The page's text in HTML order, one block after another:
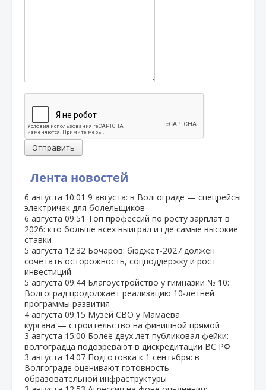
Лента новостей
6 августа 10:01 9 августа: в Волгограде — спецрейсы
электричек для болельщиков
6 августа 09:51 Топ профессий по росту зарплат в
2026: кто больше всех выиграл и где самые высокие
ставки
5 августа 12:32 Бочаров: бюджет‑2027 должен
сочетать осторожность, соцподдержку и рост
инвестиций
5 августа 09:44 Благоустройство у гимназии № 10:
Волгоград продолжает реализацию 10‑летней
программы развития
4 августа 09:15 Музей СВО у Мамаева
кургана — строительство на финишной прямой
3 августа 15:00 Более двух лет публиковал фейки:
волгоградца подозревают в дискредитации ВС РФ
3 августа 14:07 Подготовка к 1 сентября: в
Волгограде оценивают готовность
образовательной инфраструктуры
Отправить